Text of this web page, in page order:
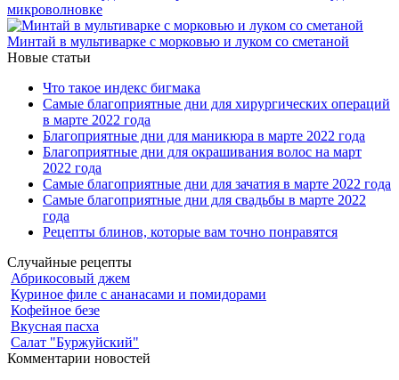
микроволновке
Минтай в мультиварке с морковью и луком со сметаной
Новые статьи
Что такое индекс бигмака
Самые благоприятные дни для хирургических операций
в марте 2022 года
Благоприятные дни для маникюра в марте 2022 года
Благоприятные дни для окрашивания волос на март
2022 года
Самые благоприятные дни для зачатия в марте 2022 года
Самые благоприятные дни для свадьбы в марте 2022
года
Рецепты блинов, которые вам точно понравятся
Случайные рецепты
Абрикосовый джем
Куриное филе с ананасами и помидорами
Кофейное безе
Вкусная пасха
Салат "Буржуйский"
Комментарии новостей